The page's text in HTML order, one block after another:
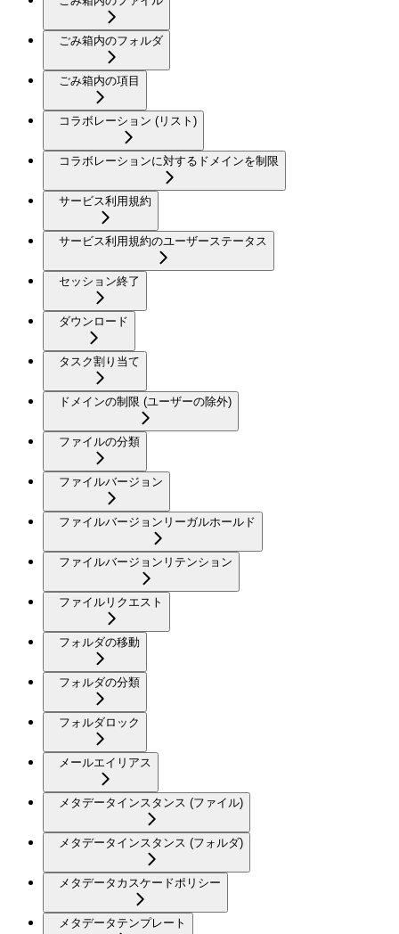
ごみ箱内のフォルダ
ごみ箱内の項目
コラボレーション (リスト)
コラボレーションに対するドメインを制限
サービス利用規約
サービス利用規約のユーザーステータス
セッション終了
ダウンロード
タスク割り当て
ドメインの制限 (ユーザーの除外)
ファイルの分類
ファイルバージョン
ファイルバージョンリーガルホールド
ファイルバージョンリテンション
ファイルリクエスト
フォルダの移動
フォルダの分類
フォルダロック
メールエイリアス
メタデータインスタンス (ファイル)
メタデータインスタンス (フォルダ)
メタデータカスケードポリシー
メタデータテンプレート